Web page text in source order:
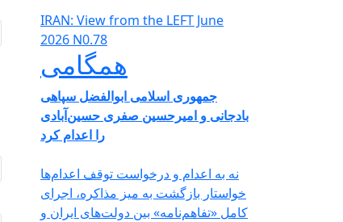
IRAN: View from the LEFT June
2026 N0.78
همگامی
جمهوری اسلامی ابوالفضل سپاهی
بادجانی و امیرحسین صفری حسین‌آبادی
را اعدام کرد
نه به اعدام و درخواست توقف اعدام‌ها
خواستار بازگشت به میز مذاکره، اجرای
کامل «تفاهم‌نامه» بین دولت‌های ایران و